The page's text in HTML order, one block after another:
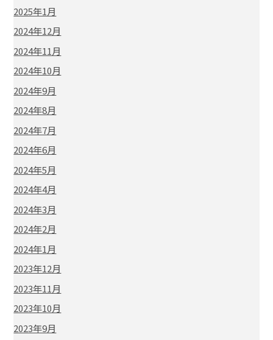
2025年1月
2024年12月
2024年11月
2024年10月
2024年9月
2024年8月
2024年7月
2024年6月
2024年5月
2024年4月
2024年3月
2024年2月
2024年1月
2023年12月
2023年11月
2023年10月
2023年9月